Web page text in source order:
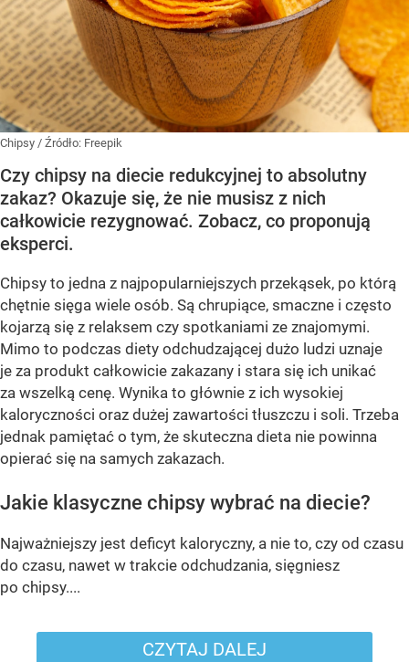
Chipsy / Źródło: Freepik
Czy chipsy na diecie redukcyjnej to absolutny
zakaz? Okazuje się, że nie musisz z nich
całkowicie rezygnować. Zobacz, co proponują
eksperci.
Chipsy to jedna z najpopularniejszych przekąsek, po którą
chętnie sięga wiele osób. Są chrupiące, smaczne i często
kojarzą się z relaksem czy spotkaniami ze znajomymi.
Mimo to podczas diety odchudzającej dużo ludzi uznaje
je za produkt całkowicie zakazany i stara się ich unikać
za wszelką cenę. Wynika to głównie z ich wysokiej
kaloryczności oraz dużej zawartości tłuszczu i soli. Trzeba
jednak pamiętać o tym, że skuteczna dieta nie powinna
opierać się na samych zakazach.
Jakie klasyczne chipsy wybrać na diecie?
Najważniejszy jest deficyt kaloryczny, a nie to, czy od czasu
do czasu, nawet w trakcie odchudzania, sięgniesz
po chipsy....
CZYTAJ DALEJ